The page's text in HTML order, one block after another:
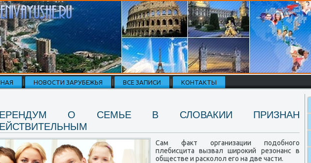
НОВОСТИ ЗАРУБЕЖЬЯ ВСЕ ЗАПИСИ КОНТАКТЫ
О СЕМЬЕ В СЛОВАКИИ ПРИЗНАН
Сам факт организации подобного
плебисцита вызвал широкий резонанс в
обществе и расколол его на две части.